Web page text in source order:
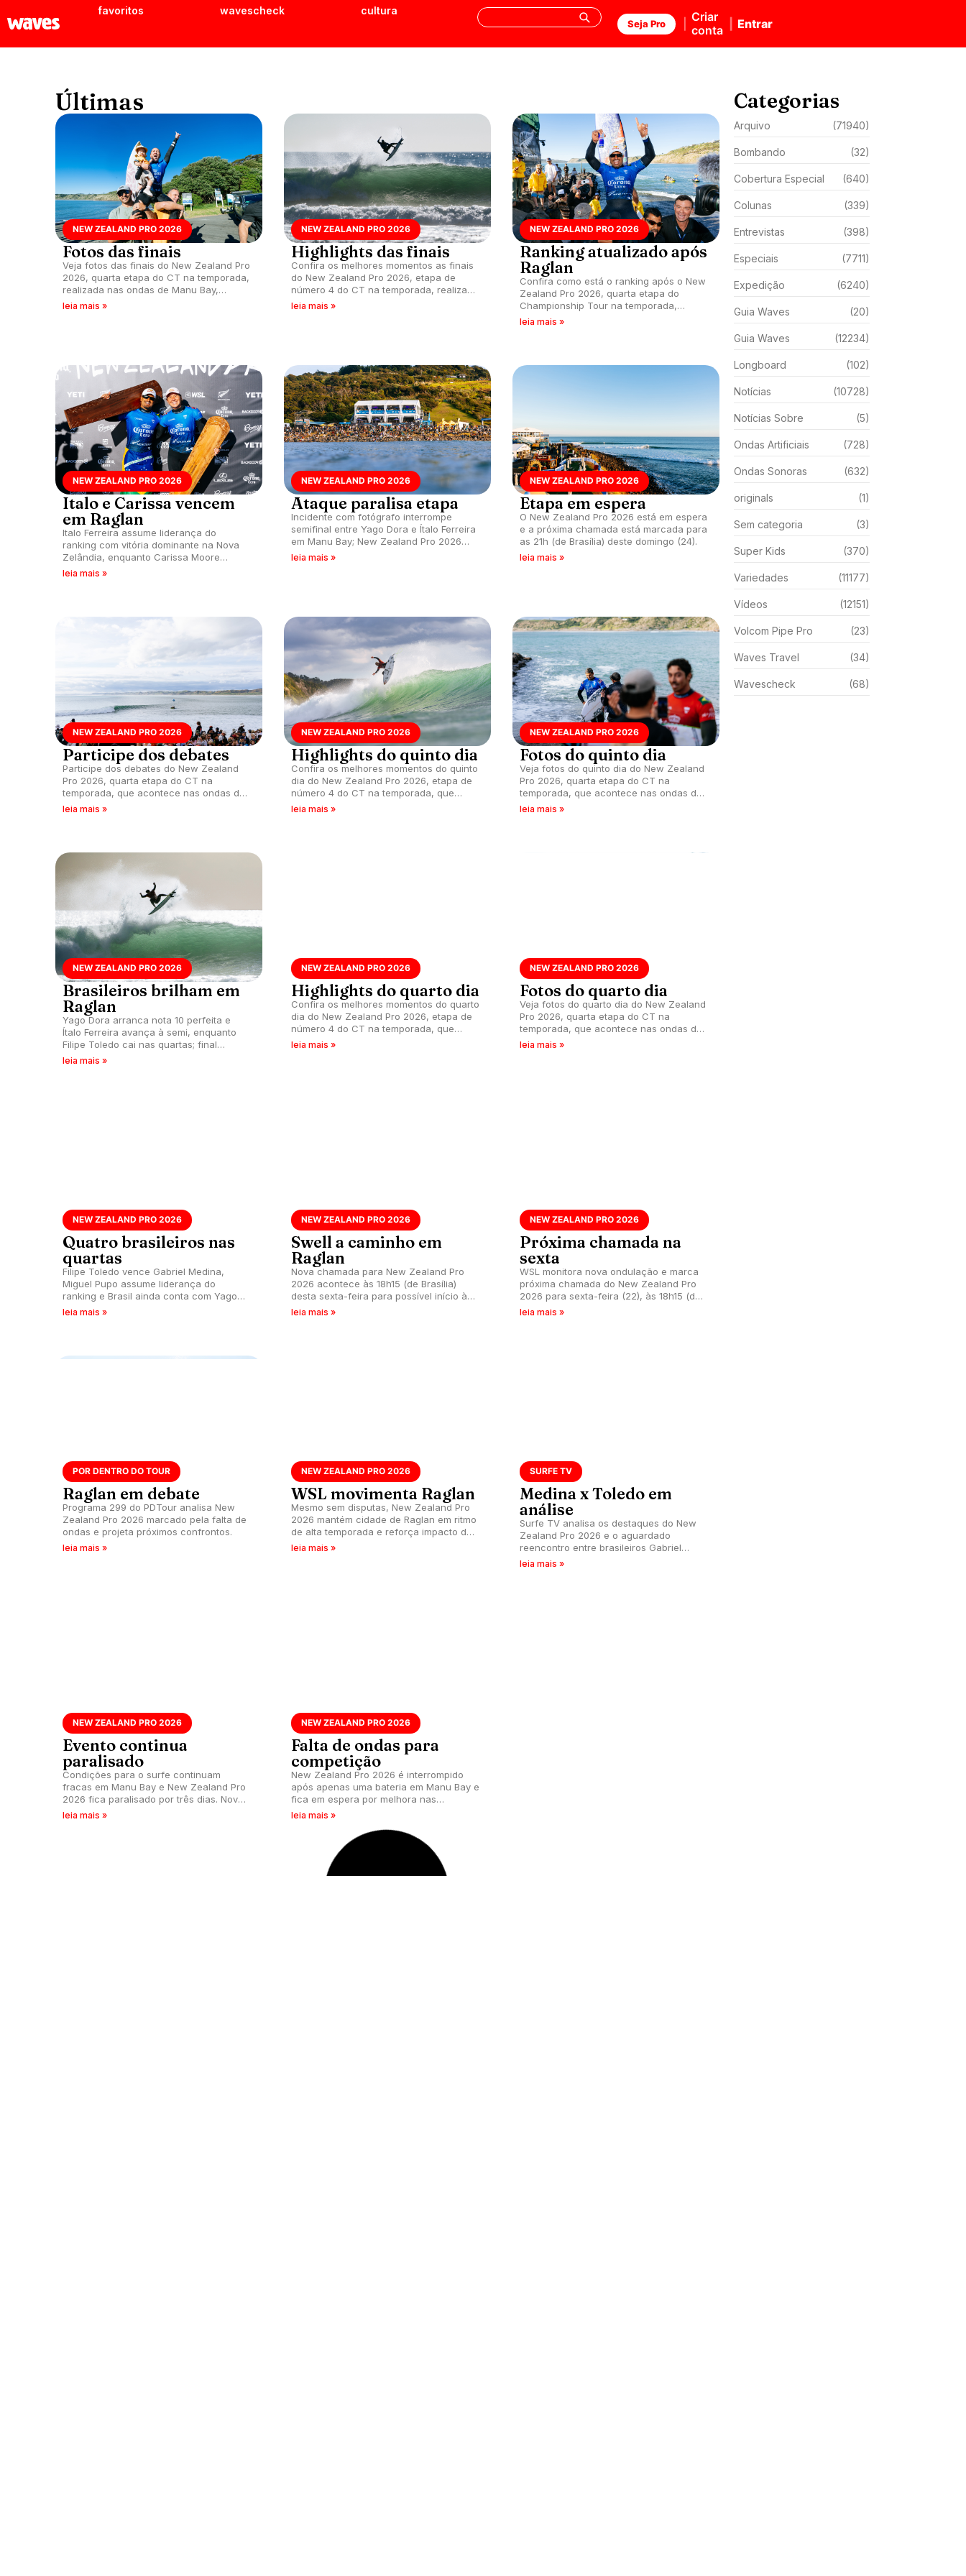
favoritos wavescheck cultura
Seja Pro
Criar
conta
Entrar
Últimas
NEW ZEALAND PRO 2026
Fotos das finais
Veja fotos das finais do New Zealand Pro
2026, quarta etapa do CT na temporada,
realizada nas ondas de Manu Bay,
Raglan, Nova Zelândia.
leia mais »
NEW ZEALAND PRO 2026
Highlights das finais
Confira os melhores momentos as finais
do New Zealand Pro 2026, etapa de
número 4 do CT na temporada, realizada
nas esquerdas de Manu Bay, Raglan,
leia mais »
NEW ZEALAND PRO 2026
Ranking atualizado após
Raglan
Confira como está o ranking após o New
Zealand Pro 2026, quarta etapa do
Championship Tour na temporada,
realizada nas ondas de Manu Bay,
leia mais »
NEW ZEALAND PRO 2026
Italo e Carissa vencem
em Raglan
Italo Ferreira assume liderança do
ranking com vitória dominante na Nova
Zelândia, enquanto Carissa Moore
retorna ao topo após maternidade em
leia mais »
NEW ZEALAND PRO 2026
Ataque paralisa etapa
Incidente com fotógrafo interrompe
semifinal entre Yago Dora e Ítalo Ferreira
em Manu Bay; New Zealand Pro 2026
entra em espera no último dia da janela.
leia mais »
NEW ZEALAND PRO 2026
Etapa em espera
O New Zealand Pro 2026 está em espera
e a próxima chamada está marcada para
as 21h (de Brasília) deste domingo (24).
leia mais »
NEW ZEALAND PRO 2026
Participe dos debates
Participe dos debates do New Zealand
Pro 2026, quarta etapa do CT na
temporada, que acontece nas ondas de
Manu Bay, Raglan, Nova Zelândia.
leia mais »
NEW ZEALAND PRO 2026
Highlights do quinto dia
Confira os melhores momentos do quinto
dia do New Zealand Pro 2026, etapa de
número 4 do CT na temporada, que
acontece nas esquerdas de Manu Bay,
leia mais »
NEW ZEALAND PRO 2026
Fotos do quinto dia
Veja fotos do quinto dia do New Zealand
Pro 2026, quarta etapa do CT na
temporada, que acontece nas ondas de
Manu Bay, Raglan, Nova Zelândia.
leia mais »
NEW ZEALAND PRO 2026
Brasileiros brilham em
Raglan
Yago Dora arranca nota 10 perfeita e
Ítalo Ferreira avança à semi, enquanto
Filipe Toledo cai nas quartas; final
feminina definida com Carissa Moore
leia mais »
NEW ZEALAND PRO 2026
Highlights do quarto dia
Confira os melhores momentos do quarto
dia do New Zealand Pro 2026, etapa de
número 4 do CT na temporada, que
acontece nas esquerdas de Manu Bay,
leia mais »
NEW ZEALAND PRO 2026
Fotos do quarto dia
Veja fotos do quarto dia do New Zealand
Pro 2026, quarta etapa do CT na
temporada, que acontece nas ondas de
Manu Bay, Raglan, Nova Zelândia.
leia mais »
NEW ZEALAND PRO 2026
Quatro brasileiros nas
quartas
Filipe Toledo vence Gabriel Medina,
Miguel Pupo assume liderança do
ranking e Brasil ainda conta com Yago
Dora e Italo Ferreira nas quartas do New
leia mais »
NEW ZEALAND PRO 2026
Swell a caminho em
Raglan
Nova chamada para New Zealand Pro
2026 acontece às 18h15 (de Brasília)
desta sexta-feira para possível início às
18h35.
leia mais »
NEW ZEALAND PRO 2026
Próxima chamada na
sexta
WSL monitora nova ondulação e marca
próxima chamada do New Zealand Pro
2026 para sexta-feira (22), às 18h15 (de
Brasília).
leia mais »
POR DENTRO DO TOUR
Raglan em debate
Programa 299 do PDTour analisa New
Zealand Pro 2026 marcado pela falta de
ondas e projeta próximos confrontos.
leia mais »
NEW ZEALAND PRO 2026
WSL movimenta Raglan
Mesmo sem disputas, New Zealand Pro
2026 mantém cidade de Raglan em ritmo
de alta temporada e reforça impacto do
surfe além das ondas.
leia mais »
SURFE TV
Medina x Toledo em
análise
Surfe TV analisa os destaques do New
Zealand Pro 2026 e o aguardado
reencontro entre brasileiros Gabriel
Medina e Filipe Toledo.
leia mais »
NEW ZEALAND PRO 2026
Evento continua
paralisado
Condições para o surfe continuam
fracas em Manu Bay e New Zealand Pro
2026 fica paralisado por três dias. Novas
informações sobre a chamada serão
leia mais »
NEW ZEALAND PRO 2026
Falta de ondas para
competição
New Zealand Pro 2026 é interrompido
após apenas uma bateria em Manu Bay e
fica em espera por melhora nas
condições. Próxima chamada acontece
leia mais »
Categorias
Arquivo (71940)
Bombando (32)
Cobertura Especial (640)
Colunas (339)
Entrevistas (398)
Especiais (7711)
Expedição (6240)
Guia Waves (20)
Guia Waves (12234)
Longboard (102)
Notícias (10728)
Notícias Sobre (5)
Ondas Artificiais (728)
Ondas Sonoras (632)
originals (1)
Sem categoria (3)
Super Kids (370)
Variedades (11177)
Vídeos (12151)
Volcom Pipe Pro (23)
Waves Travel (34)
Wavescheck (68)